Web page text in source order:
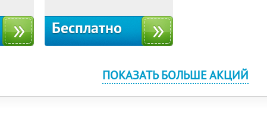
Бесплатно
ПОКАЗАТЬ БОЛЬШЕ АКЦИЙ